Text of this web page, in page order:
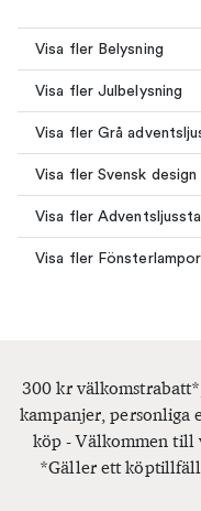
Visa fler Belysning
Visa fler Julbelysning
Visa fler Grå
Visa fler Svensk design
Visa fler
Visa fler
300 kr
kampanjer, personliga
köp - Välkommen till
*Gäller ett